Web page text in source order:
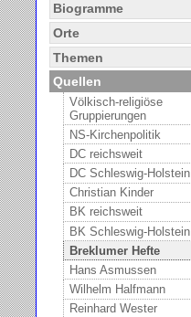
Biogramme
Orte
Themen
Quellen
Völkisch-religiöse
Gruppierungen
NS-Kirchenpolitik
DC reichsweit
DC Schleswig-Holstein
Christian Kinder
BK reichsweit
BK Schleswig-Holstein
Breklumer Hefte
Hans Asmussen
Wilhelm Halfmann
Reinhard Wester